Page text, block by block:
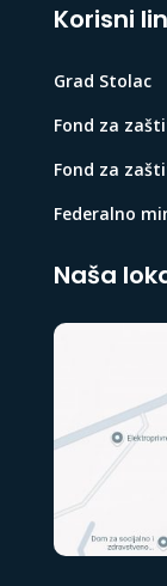
Korisni
Grad Stolac
Fond za
Fond za
Federalno
Naša